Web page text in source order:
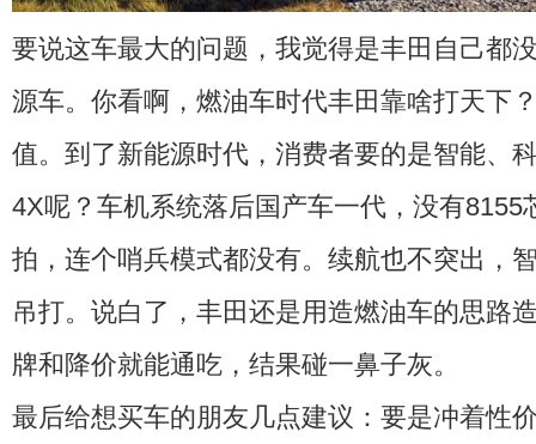
要说这车最大的问题，我觉得是丰田自己都
源车。你看啊，燃油车时代丰田靠啥打天下
值。到了新能源时代，消费者要的是智能、
4X呢？车机系统落后国产车一代，没有8155
拍，连个哨兵模式都没有。续航也不突出，
吊打。说白了，丰田还是用造燃油车的思路
牌和降价就能通吃，结果碰一鼻子灰。
最后给想买车的朋友几点建议：要是冲着性